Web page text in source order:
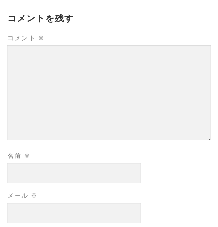
コメントを残す
コメント ※
名前 ※
メール ※